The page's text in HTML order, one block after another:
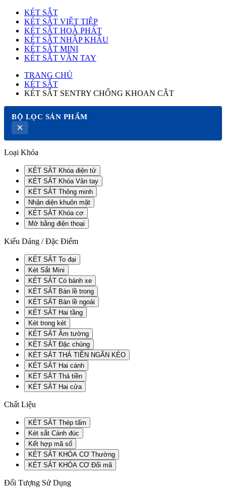
KÉT SẮT
KÉT SẮT VIỆT TIỆP
KÉT SẮT HOÀ PHÁT
KÉT SẮT NHẬP KHẨU
KÉT SẮT MINI
KÉT SẮT VÂN TAY
TRANG CHỦ
KÉT SẮT
KÉT SẮT SENTRY CHỐNG KHOAN CẮT
BỘ LỌC SẢN PHẨM
×
Loại Khóa
KÉT SẮT Khóa điện tử
KÉT SẮT Khóa Vân tay
KÉT SẮT Thông minh
Nhận diện khuôn mặt
KÉT SẮT Khóa cơ
Mở bằng điện thoại
Kiểu Dáng / Đặc Điểm
KÉT SẮT To đại
Két Sắt Mini
KÉT SẮT Có bánh xe
KÉT SẮT Bàn lề trong
KÉT SẮT Bàn lề ngoài
KÉT SẮT Hai tầng
Két trong két
KÉT SẮT Âm tường
KÉT SẮT Đặc chủng
KÉT SẮT THẢ TIỀN NGĂN KÉO
KÉT SẮT Hai cánh
KÉT SẮT Thả tiền
KÉT SẮT Hai cửa
Chất Liệu
KÉT SẮT Thép tấm
Két sắt Cánh đúc
Kết hợp mã số
KÉT SẮT KHÓA CƠ Thường
KÉT SẮT KHÓA CƠ Đổi mã
Đối Tượng Sử Dụng